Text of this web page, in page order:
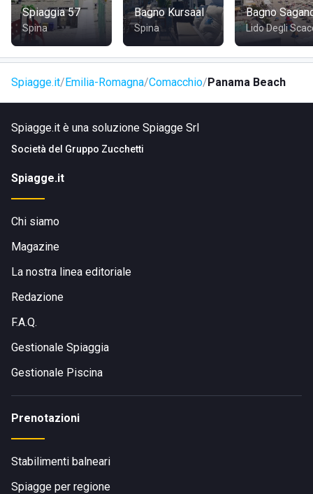
COME RAGGIUNGERE PANAMA BEACH
Lo stabilimento si trova lungo la Viale dei Mille, ben
collegato e centrale a Comacchio. È facilmente
raggiungibile in auto, treno o autobus grazie alla vicinanza
semplificando l'accesso per chi arriva in auto.
Spiaggia 57
Spina
Bagno Kursaal
Spina
Bagno
Lido Degli
Spiagge.it Emilia-Romagna Comacchio Panama Beach
Spiagge.it è una soluzione Spiagge Srl
Società del Gruppo Zucchetti
Spiagge.it
Chi siamo
Magazine
La nostra linea editoriale
Redazione
F.A.Q.
Gestionale Spiaggia
Gestionale Piscina
Prenotazioni
Stabilimenti balneari
Spiagge per regione